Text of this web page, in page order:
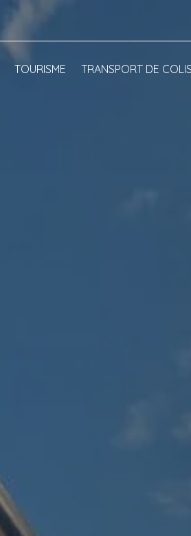
TOURISME TRANSPORT DE COLIS